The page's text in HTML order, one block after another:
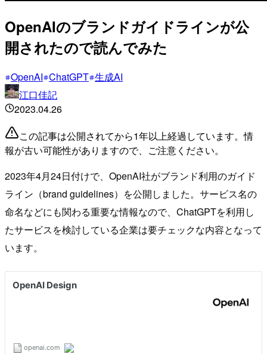
OpenAIのブランドガイドラインが公
開されたので読んでみた
OpenAI ChatGPT 生成AI
江口佳記
2023.04.26
この記事は公開されてから1年以上経過しています。情
報が古い可能性がありますので、ご注意ください。
2023年4月24日付けで、OpenAI社がブランド利用のガイド
ライン（brand guidelines）を公開しました。サービス名の
命名などにも関わる重要な情報なので、ChatGPTを利用し
たサービスを検討している企業は要チェックな内容となって
います。